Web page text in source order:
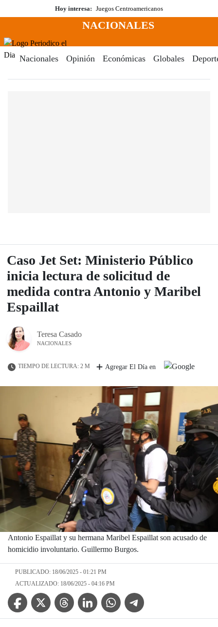
al
Hoy interesa: Juegos Centroamericanos
Menú
NACIONALES
Nacionales Opinión Económicas Globales
Caso Jet Set: Ministerio Público
inicia lectura de solicitud de
medida contra Antonio y Maribel
Espaillat
Teresa Casado
NACIONALES
TIEMPO DE LECTURA: 2 M Agregar El Día en
Antonio Espaillat y su hermana Maribel Espaillat son acusado de
homicidio involuntario. Guillermo Burgos.
PUBLICADO: 18/06/2025 - 01:21 PM
ACTUALIZADO: 18/06/2025 - 04:16 PM
Facebook IconTwitter IconThreads IconLinkedin IconWhatsApp IconTelegram Icon